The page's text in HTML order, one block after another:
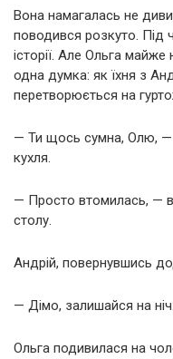
Вона намагалась не
поводився розкуто. Під
історії. Але Ольга майже
одна думка: як їхня з
перетворюється на
— Ти щось сумна, Олю, —
кухля.
— Просто втомилась, —
столу.
Андрій, повернувшись
— Дімо, залишайся на
Ольга подивилася на